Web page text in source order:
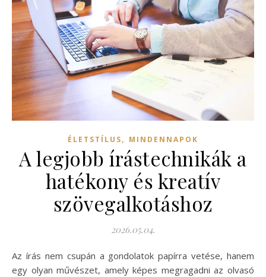
ÉLETSTÍLUS, MINDENNAPOK
A legjobb írástechnikák a
hatékony és kreatív
szövegalkotáshoz
2026.05.04.
Az írás nem csupán a gondolatok papírra vetése, hanem
egy olyan művészet, amely képes megragadni az olvasó